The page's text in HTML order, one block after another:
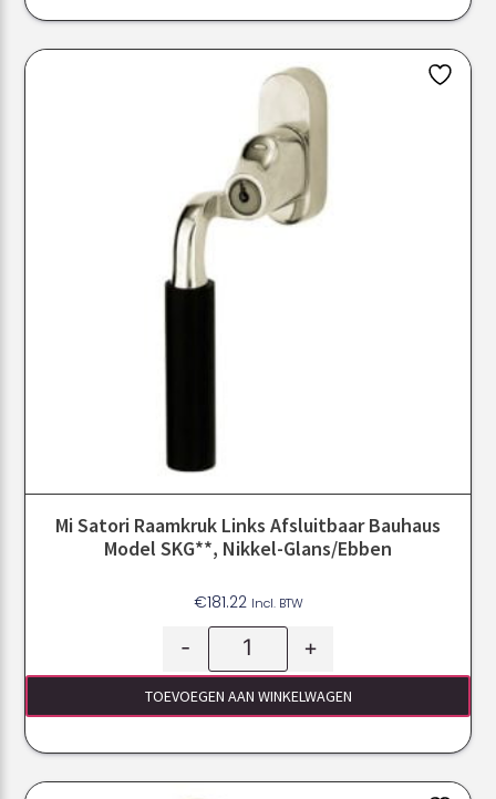
Mi Satori Raamkruk Links Afsluitbaar Bauhaus
Model SKG**, Nikkel-Glans/ebben
€181.22 Incl. BTW
- +
TOEVOEGEN AAN WINKELWAGEN